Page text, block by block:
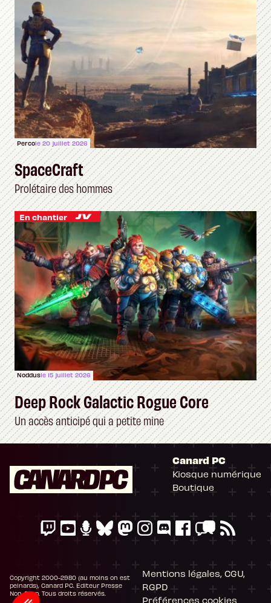
Percole 20 juillet 2026
SpaceCraft
Prolétaire des hommes
En chantier
Noddusle 15 juillet 2026
Deep Rock Galactic Rogue Core
Un accès anticipé qui a petite mine
Canard PC
Kiosque numérique
Boutique
Copyright 2000-2980 (au moins on est
peinards), Canard PC. Editeur Presse
Non-Stop. Tous droits réservés.
Mentions légales, CGU,
RGPD
Préférences cookies